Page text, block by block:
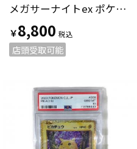
メガサーナイトex ポケモンカード 226/193
￥8,800
店頭受取可能